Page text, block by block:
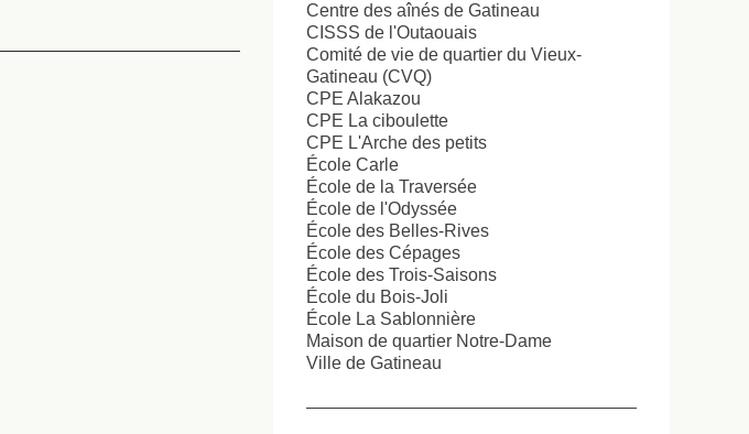
Centre des aînés de Gatineau
CISSS de l'Outaouais
Comité de vie de quartier du Vieux-
Gatineau (CVQ)
CPE Alakazou
CPE La ciboulette
CPE L'Arche des petits
École Carle
École de la Traversée
École de l'Odyssée
École des Belles-Rives
École des Cépages
École des Trois-Saisons
École du Bois-Joli
École La Sablonnière
Maison de quartier Notre-Dame
Ville de Gatineau